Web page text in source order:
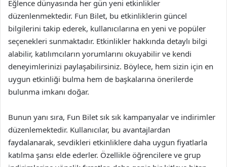
Eğlence dünyasında her gün yeni etkinlikler
düzenlenmektedir. Fun Bilet, bu etkinliklerin güncel
bilgilerini takip ederek, kullanıcılarına en yeni ve popüler
seçenekleri sunmaktadır. Etkinlikler hakkında detaylı bilgi
alabilir, katılımcıların yorumlarını okuyabilir ve kendi
deneyimlerinizi paylaşabilirsiniz. Böylece, hem sizin için en
uygun etkinliği bulma hem de başkalarına önerilerde
bulunma imkanı doğar.
Bunun yanı sıra, Fun Bilet sık sık kampanyalar ve indirimler
düzenlemektedir. Kullanıcılar, bu avantajlardan
faydalanarak, sevdikleri etkinliklere daha uygun fiyatlarla
katılma şansı elde ederler. Özellikle öğrencilere ve grup